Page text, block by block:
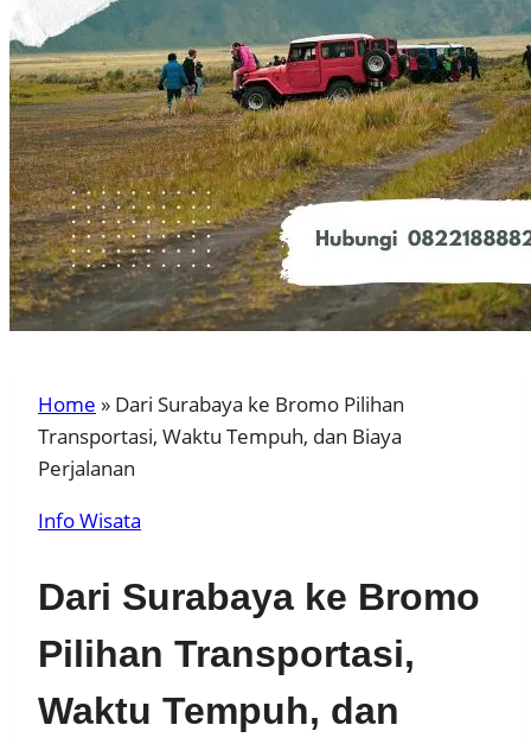
Home » Dari Surabaya ke Bromo Pilihan
Transportasi, Waktu Tempuh, dan Biaya
Perjalanan
Info Wisata
Dari Surabaya ke Bromo
Pilihan Transportasi,
Waktu Tempuh, dan